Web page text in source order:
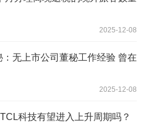
2025-12-08
无上市公司董秘工作经验 曾在
2025-12-08
科技有望进入上升周期吗？